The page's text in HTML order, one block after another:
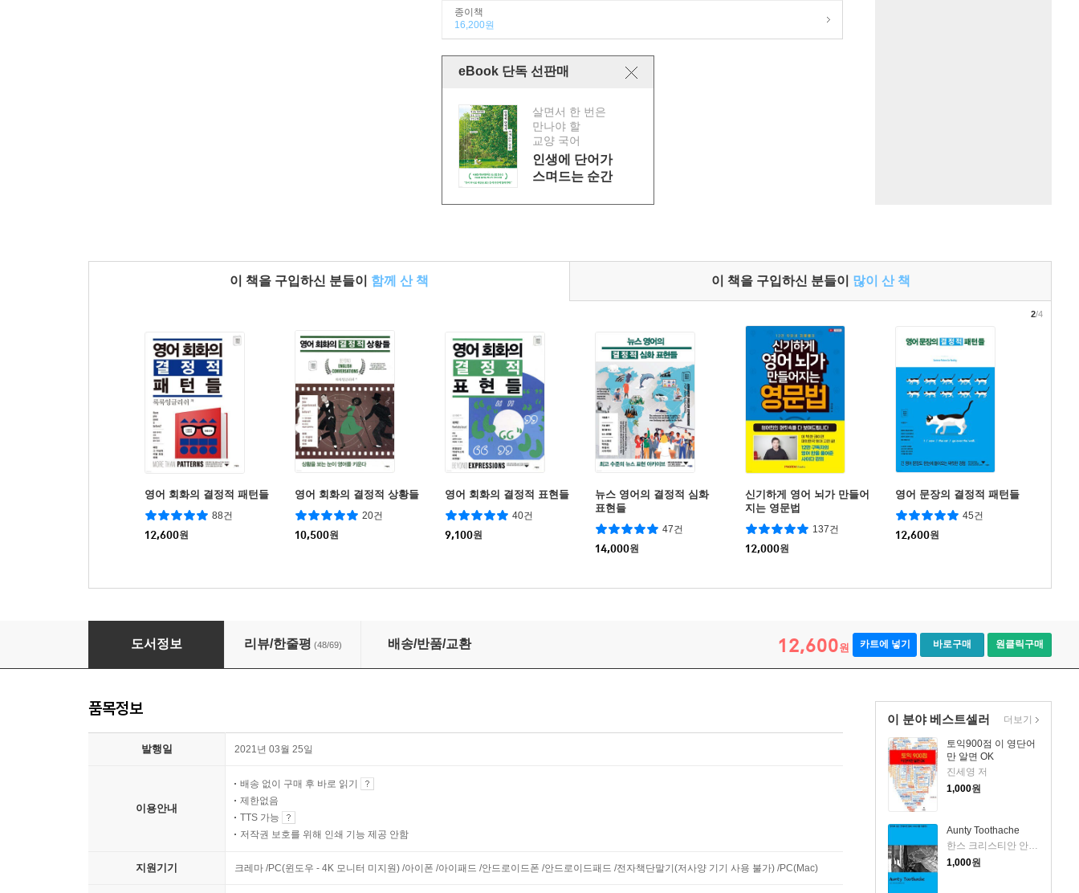
종이책
16,200원
eBook 단독 선판매
살면서 한 번은
만나야 할
교양 국어
인생에 단어가
스며드는 순간
이 책을 구입하신 분들이 함께 산 책 이 책을 구입하신 분들이 많이 산 책
영어 회화의 결정적 패턴들
88건
12,600원
영어 회화의 결정적 상황들
20건
10,500원
영어 회화의 결정적 표현들
40건
9,100원
뉴스 영어의 결정적 심화
표현들
47건
14,000원
신기하게 영어 뇌가 만들어
지는 영문법
137건
12,000원
영어 문장의 결정적 패턴들
45건
12,600원
2/4
뉴스 영어의 결정적 표현들
도서정보 리뷰/한줄평 (48/69) 배송/반품/교환 12,600원 카트에 넣기 바로구매 원클릭구매
이 분야 베스트셀러
토익900점 이 영단어
만 알면 OK
진세영 저
1,000원
Aunty Toothache
1,000원
더보기
품목정보
발행일 2021년 03월 25일
이용안내
배송 없이 구매 후 바로 읽기
제한없음
TTS 가능
저작권 보호를 위해 인쇄 기능 제공 안함
지원기기 크레마 /PC(윈도우 - 4K 모니터 미지원) /아이폰 /아이패드 /안드로이드폰 /안드로이드패드 /전자책단말기(저사양 기기 사용 불가) /PC(Mac)